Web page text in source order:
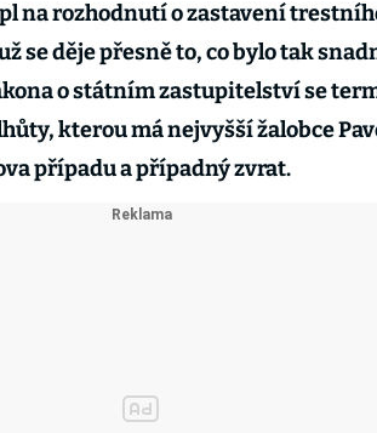
na rozhodnutí o zastavení
se děje přesně to, co bylo tak
o státním zastupitelství se
kterou má nejvyšší žalobce
případu a případný zvrat.